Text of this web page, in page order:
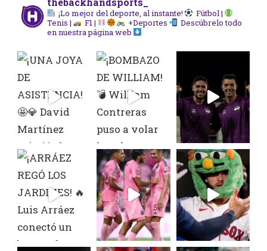
¡Lo mejor del deporte, al instante!
Fútbol |
Tenis |
F1 | +Deportes
Descúbrelo todo
en nuestra página web